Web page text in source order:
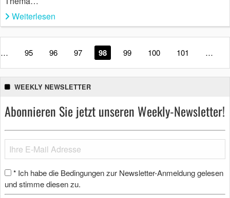
Weiterlesen
… 95 96 97 98 99 100 101 …
WEEKLY NEWSLETTER
Abonnieren Sie jetzt unseren Weekly-Newsletter!
* Ich habe die Bedingungen zur Newsletter-Anmeldung gelesen
und stimme diesen zu.